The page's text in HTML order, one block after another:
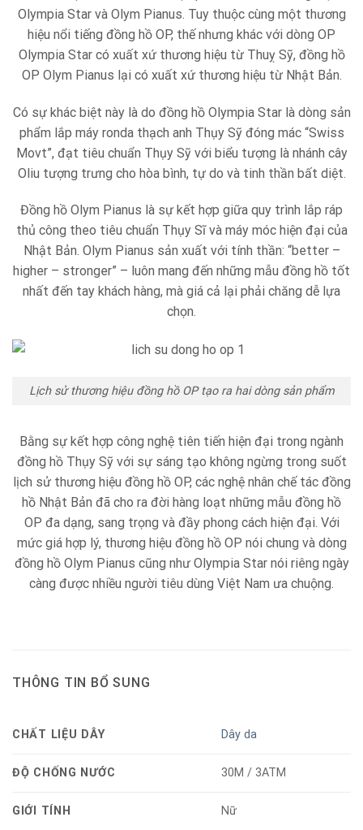
Olympia Star và Olym Pianus. Tuy thuộc cùng một thương
hiệu nổi tiếng đồng hồ OP, thế nhưng khác với dòng OP
Olympia Star có xuất xứ thương hiệu từ Thuỵ Sỹ, đồng hồ
OP Olym Pianus lại có xuất xứ thương hiệu từ Nhật Bản.
Có sự khác biệt này là do đồng hồ Olympia Star là dòng sản
phẩm lắp máy ronda thạch anh Thụy Sỹ đóng mác “Swiss
Movt”, đạt tiêu chuẩn Thụy Sỹ với biểu tượng là nhánh cây
Oliu tượng trưng cho hòa bình, tự do và tinh thần bất diệt.
Đồng hồ Olym Pianus là sự kết hợp giữa quy trình lắp ráp
thủ công theo tiêu chuẩn Thụy Sĩ và máy móc hiện đại của
Nhật Bản. Olym Pianus sản xuất với tính thần: “better –
higher – stronger” – luôn mang đến những mẫu đồng hồ tốt
nhất đến tay khách hàng, mà giá cả lại phải chăng dễ lựa
chọn.
Lịch sử thương hiệu đồng hồ OP tạo ra hai dòng sản phẩm
Bằng sự kết hợp công nghệ tiên tiến hiện đại trong ngành
đồng hồ Thụy Sỹ với sự sáng tạo không ngừng trong suốt
lịch sử thương hiệu đồng hồ OP, các nghệ nhân chế tác đồng
hồ Nhật Bản đã cho ra đời hàng loạt những mẫu đồng hồ
OP đa dạng, sang trọng và đầy phong cách hiện đại. Với
mức giá hợp lý, thương hiệu đồng hồ OP nói chung và dòng
đồng hồ Olym Pianus cũng như Olympia Star nói riêng ngày
càng được nhiều người tiêu dùng Việt Nam ưa chuộng.
THÔNG TIN BỔ SUNG
CHẤT LIỆU DÂY Dây da
ĐỘ CHỐNG NƯỚC 30M / 3ATM
GIỚI TÍNH Nữ